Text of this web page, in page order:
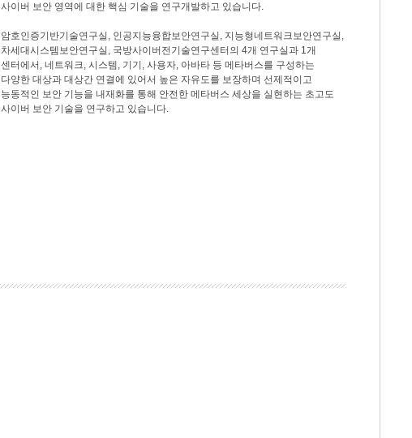
사이버 보안 영역에 대한 핵심 기술을 연구개발하고 있습니다.
암호인증기반기술연구실, 인공지능융합보안연구실, 지능형네트워크보안연구실,
차세대시스템보안연구실, 국방사이버전기술연구센터의 4개 연구실과 1개
센터에서, 네트워크, 시스템, 기기, 사용자, 아바타 등 메타버스를 구성하는
다양한 대상과 대상간 연결에 있어서 높은 자유도를 보장하며 선제적이고
능동적인 보안 기능을 내재화를 통해 안전한 메타버스 세상을 실현하는 초고도
사이버 보안 기술을 연구하고 있습니다.